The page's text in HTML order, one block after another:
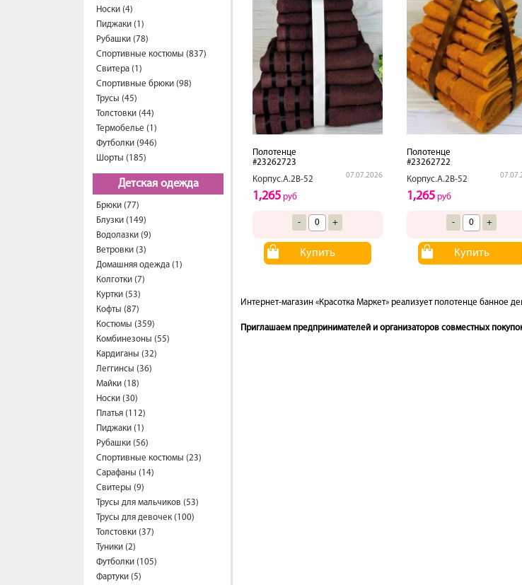
Носки (4)
Пиджаки (1)
Рубашки (78)
Спортивные костюмы (837)
Свитера (1)
Спортивные брюки (98)
Трусы (45)
Толстовки (44)
Термобелье (1)
Футболки (946)
Шорты (185)
Детская одежда
Брюки (77)
Блузки (149)
Водолазки (9)
Ветровки (3)
Домашняя одежда (1)
Колготки (7)
Куртки (53)
Кофты (87)
Костюмы (359)
Комбинезоны (55)
Кардиганы (32)
Леггинсы (36)
Майки (18)
Носки (30)
Платья (112)
Пиджаки (1)
Рубашки (56)
Спортивные костюмы (23)
Сарафаны (14)
Свитеры (9)
Трусы для мальчиков (53)
Трусы для девочек (100)
Толстовки (37)
Туники (2)
Футболки (105)
Фартуки (5)
Полотенце
#23262723
Корпус.А.2В-52
07.07.2026
1,265 руб
- +
Купить
Полотенце
#23262722
Корпус.А.2В-52
1,265руб
- +
Купить
Интернет-магазин «Красотка Маркет» реализует полотенце банное
Приглашаем предпринимателей и организаторов совместных